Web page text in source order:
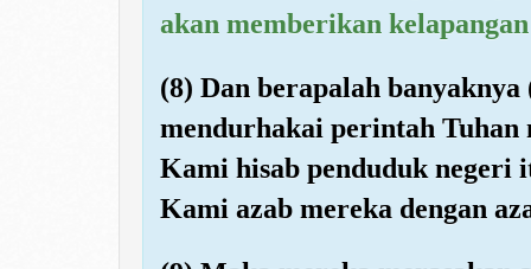
akan memberikan
(8) Dan berapalah
mendurhakai perintah Tuhan
Kami hisab penduduk negeri
Kami azab mereka dengan